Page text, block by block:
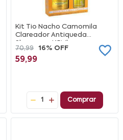
Kit Tio Nacho Camomila
Clareador Antiqueda
Shampoo 415Ml+
Condicionador 200Ml
70,99 16% OFF
59,99
1 Comprar